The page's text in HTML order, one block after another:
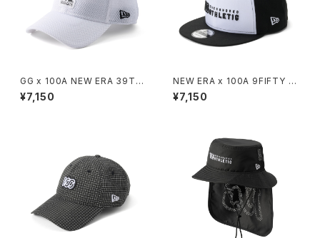
GG x 100A NEW ERA 39THI
RTY
¥7,150
NEW ERA x 100A 9FIFTY *
BICOLOR
¥7,150